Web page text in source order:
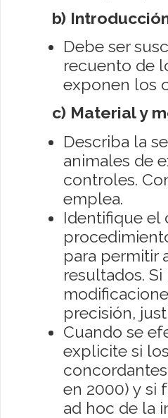
b)
Debe ser
recuento de
exponen los
c) Material y
Describa la
animales de
controles.
emplea.
Identifique el
para permitir
resultados.
precisión,
Cuando se
explicite si
en 2000) y si
ad hoc de la